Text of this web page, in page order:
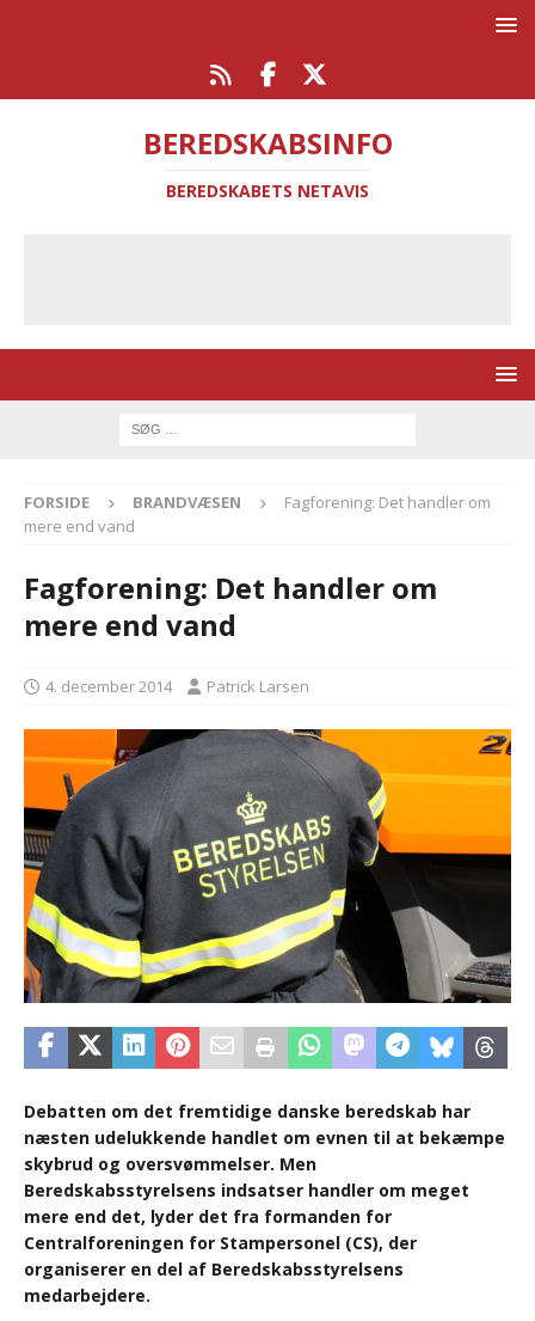
BEREDSKABSINFO
BEREDSKABETS NETAVIS
FORSIDE BRANDVÆSEN
Fagforening: Det handler om
mere end vand
Fagforening: Det handler om
mere end vand
4. december 2014 Patrick Larsen
Debatten om det fremtidige danske beredskab har
næsten udelukkende handlet om evnen til at bekæmpe
skybrud og oversvømmelser. Men
Beredskabsstyrelsens indsatser handler om meget
mere end det, lyder det fra formanden for
Centralforeningen for Stampersonel (CS), der
organiserer en del af Beredskabsstyrelsens
medarbejdere.